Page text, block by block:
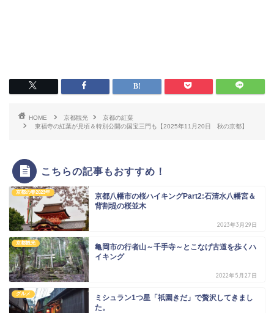
HOME 京都観光
京都の紅葉
東福寺の紅葉が見頃＆特別公開の国宝三門も【2025年11月20日 秋の京都】
こちらの記事もおすすめ！
京都の春2023年
京都八幡市の桜ハイキングPart2:石清水八幡宮＆
背割堤の桜並木
2023年3月29日
京都観光
亀岡市の行者山～千手寺～とこなげ古道を歩くハ
イキング
2022年5月27日
グルメ
ミシュラン1つ星「祇園きだ」で贅沢してきまし
た。